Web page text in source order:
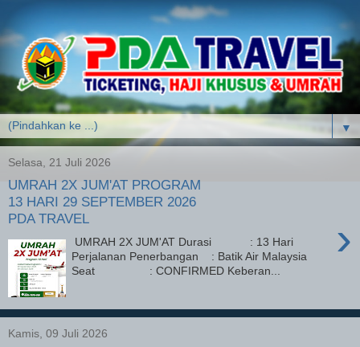
▼
Selasa, 21 Juli 2026
UMRAH 2X JUM'AT PROGRAM
13 HARI 29 SEPTEMBER 2026
PDA TRAVEL
›
UMRAH 2X JUM'AT Durasi : 13 Hari
Perjalanan Penerbangan : Batik Air Malaysia
Seat : CONFIRMED Keberan...
Kamis, 09 Juli 2026